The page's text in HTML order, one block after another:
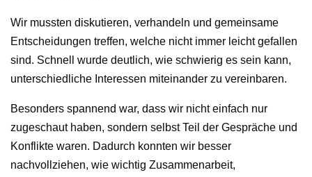
Wir mussten diskutieren, verhandeln und gemeinsame
Entscheidungen treffen, welche nicht immer leicht gefallen
sind. Schnell wurde deutlich, wie schwierig es sein kann,
unterschiedliche Interessen miteinander zu vereinbaren.
Besonders spannend war, dass wir nicht einfach nur
zugeschaut haben, sondern selbst Teil der Gespräche und
Konflikte waren. Dadurch konnten wir besser
nachvollziehen, wie wichtig Zusammenarbeit,